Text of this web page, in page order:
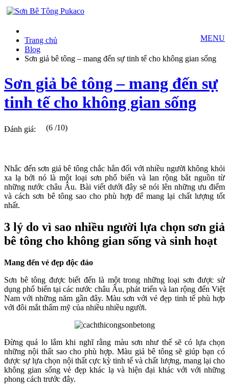
MENU
Trang chủ
Blog
Sơn giả bê tông – mang đến sự tinh tế cho không gian sống
Sơn giả bê tông – mang đến sự
tinh tế cho không gian sống
Đánh giá: (6 /10)
Nhắc đến sơn giả bê tông chắc hẳn đối với nhiều người không khỏi
xa lạ bởi nó là một loại sơn phổ biến và lan rộng bắt nguồn từ
những nước châu Âu. Bài viết dưới đây sẽ nói lên những ưu điểm
và cách sơn bê tông sao cho phù hợp để mang lại chất lượng tốt
nhất.
3 lý do vì sao nhiều người lựa chọn sơn giả
bê tông cho không gian sống và sinh hoạt
Mang đến vẻ đẹp độc đáo
Sơn bê tông được biết đến là một trong những loại sơn được sử
dụng phổ biến tại các nước châu Âu, phát triển và lan rộng đến Việt
Nam với những năm gần đây. Màu sơn với vẻ đẹp tinh tế phù hợp
với đôi mắt thẩm mỹ của nhiều nhiều người.
Đừng quá lo lắm khi nghĩ rằng màu sơn như thế sẽ có lựa chọn
những nội thất sao cho phù hợp. Màu giả bê tông sẽ giúp bạn có
được sự lựa chọn nội thất cực kỳ tinh tế và chất lượng, mang lại cho
không gian sống vẻ đẹp khác lạ và hiện đại khác với với những
phong cách trước đây.